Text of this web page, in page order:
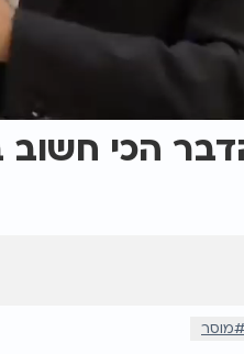
הכי חשוב
מוסר